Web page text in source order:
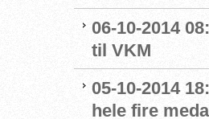
06-10-2014
til VKM
05-10-2014
hele fire